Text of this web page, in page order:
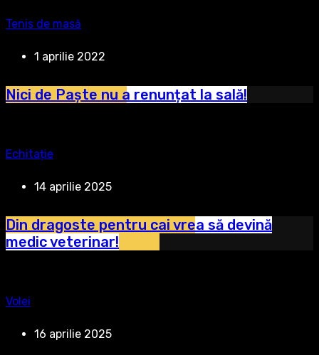
Tenis de masă
1 aprilie 2022
Nici de Paște nu a renunțat la sală!
Echitație
14 aprilie 2025
Din dragoste pentru cai vrea să devină
medic veterinar!
Volei
16 aprilie 2025